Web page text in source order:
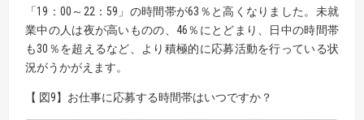
「19：00～22：59」の時間帯が63％と高くなりました。未就
業中の人は夜が高いものの、46％にとどまり、日中の時間帯
も30％を超えるなど、より積極的に応募活動を行っている状
況がうかがえます。
【 図9】お仕事に応募する時間帯はいつですか？